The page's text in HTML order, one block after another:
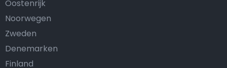
Oostenrijk
Noorwegen
Zweden
Denemarken
Finland